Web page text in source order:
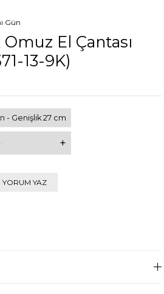
Gün
El Çantası
13-9K)
- Genişlik 27 cm
+
YORUM YAZ